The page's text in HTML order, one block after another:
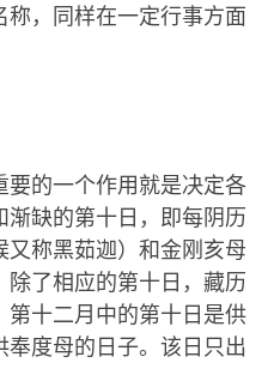
，同样在一定行事方面
的一个作用就是决定各
缺的第十日，即每阴历
称黑茹迦）和金刚亥母
了相应的第十日，藏历
第十二月中的第十日是供
度母的日子。该日只出